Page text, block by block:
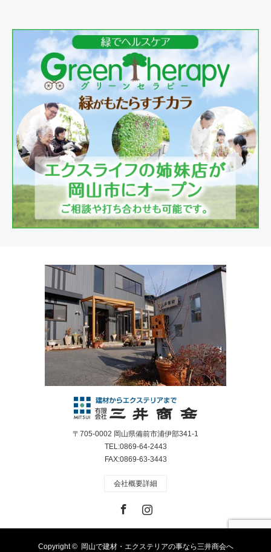
〒705-0002 岡山県備前市浦伊部341-1
TEL:0869-64-2443
FAX:0869-63-3443
会社概要詳細
Copyright © 岡山で建材・エクステリアの事なら三井商会へ